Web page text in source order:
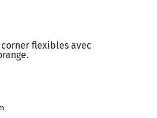
flexibles avec